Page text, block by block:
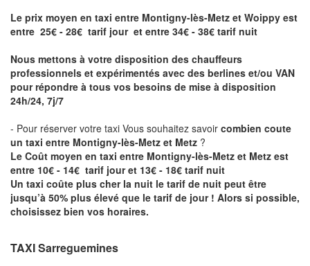
Le prix moyen en taxi entre Montigny-lès-Metz et Woippy est
entre 25€ - 28€ tarif jour et entre 34€ - 38€ tarif nuit
Nous mettons à votre disposition des chauffeurs
professionnels et expérimentés avec des berlines et/ou VAN
pour répondre à tous vos besoins de mise à disposition
24h/24, 7j/7
- Pour réserver votre taxi Vous souhaitez savoir combien coute
un taxi entre Montigny-lès-Metz et Metz ?
Le Coût moyen en taxi entre Montigny-lès-Metz et Metz est
entre 10€ - 14€ tarif jour et 13€ - 18€ tarif nuit
Un taxi coûte plus cher la nuit le tarif de nuit peut être
jusqu’à 50% plus élevé que le tarif de jour ! Alors si possible,
choisissez bien vos horaires.
TAXI Sarreguemines